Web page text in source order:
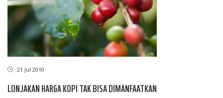
21 Jul 2010
LONJAKAN HARGA KOPI TAK BISA DIMANFAATKAN